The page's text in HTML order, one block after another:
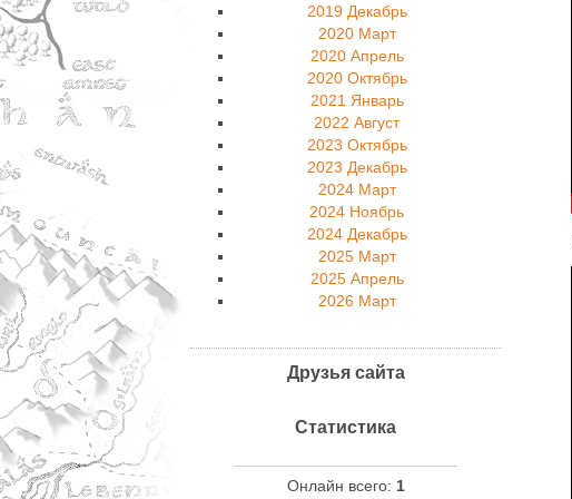
2019 Декабрь
2020 Март
2020 Апрель
2020 Октябрь
2021 Январь
2022 Август
2023 Октябрь
2023 Декабрь
2024 Март
2024 Ноябрь
2024 Декабрь
2025 Март
2025 Апрель
2026 Март
Друзья сайта
Статистика
Онлайн всего: 1